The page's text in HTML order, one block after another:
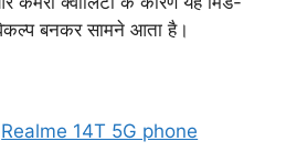
बनकर सामने आता है।
Realme 14T 5G phone